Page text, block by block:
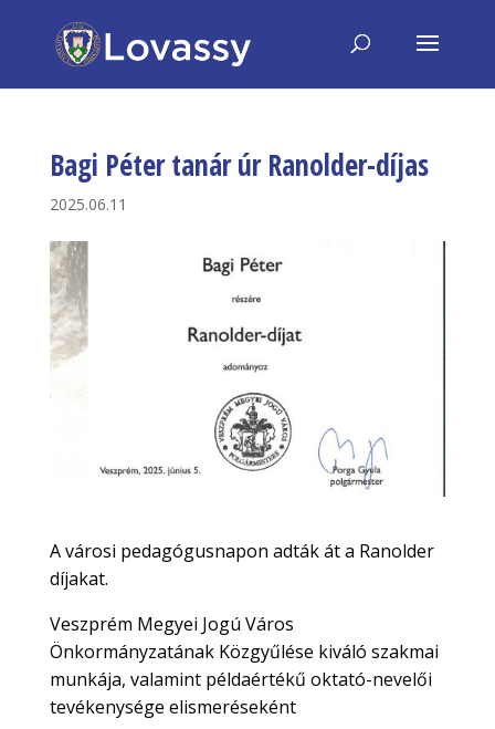
Bagi Péter tanár úr Ranolder-díjas
2025.06.11
A városi pedagógusnapon adták át a Ranolder
díjakat.
Veszprém Megyei Jogú Város
Önkormányzatának Közgyűlése kiváló szakmai
munkája, valamint példaértékű oktató-nevelői
tevékenysége elismeréseként